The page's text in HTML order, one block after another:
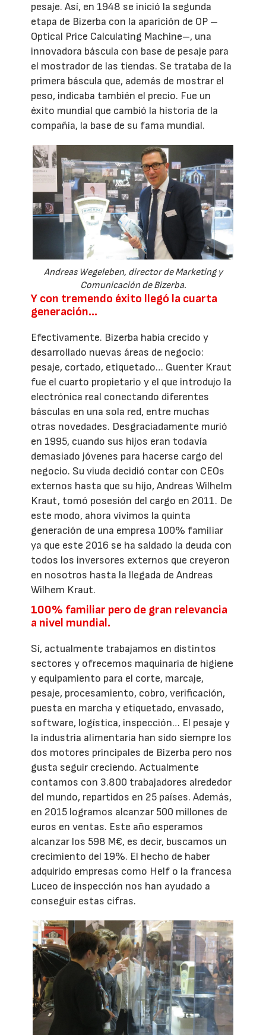
pesaje. Así, en 1948 se inició la segunda
etapa de Bizerba con la aparición de OP –
Optical Price Calculating Machine–, una
innovadora báscula con base de pesaje para
el mostrador de las tiendas. Se trataba de la
primera báscula que, además de mostrar el
peso, indicaba también el precio. Fue un
éxito mundial que cambió la historia de la
compañía, la base de su fama mundial.
Andreas Wegeleben, director de Marketing y
Comunicación de Bizerba.
Y con tremendo éxito llegó la cuarta
generación…
Efectivamente. Bizerba había crecido y
desarrollado nuevas áreas de negocio:
pesaje, cortado, etiquetado… Guenter Kraut
fue el cuarto propietario y el que introdujo la
electrónica real conectando diferentes
básculas en una sola red, entre muchas
otras novedades. Desgraciadamente murió
en 1995, cuando sus hijos eran todavía
demasiado jóvenes para hacerse cargo del
negocio. Su viuda decidió contar con CEOs
externos hasta que su hijo, Andreas Wilhelm
Kraut, tomó posesión del cargo en 2011. De
este modo, ahora vivimos la quinta
generación de una empresa 100% familiar
ya que este 2016 se ha saldado la deuda con
todos los inversores externos que creyeron
en nosotros hasta la llegada de Andreas
Wilhem Kraut.
100% familiar pero de gran relevancia
a nivel mundial.
Sí, actualmente trabajamos en distintos
sectores y ofrecemos maquinaria de higiene
y equipamiento para el corte, marcaje,
pesaje, procesamiento, cobro, verificación,
puesta en marcha y etiquetado, envasado,
software, logística, inspección… El pesaje y
la industria alimentaria han sido siempre los
dos motores principales de Bizerba pero nos
gusta seguir creciendo. Actualmente
contamos con 3.800 trabajadores alrededor
del mundo, repartidos en 25 países. Además,
en 2015 logramos alcanzar 500 millones de
euros en ventas. Este año esperamos
alcanzar los 598 M€, es decir, buscamos un
crecimiento del 19%. El hecho de haber
adquirido empresas como Helf o la francesa
Luceo de inspección nos han ayudado a
conseguir estas cifras.